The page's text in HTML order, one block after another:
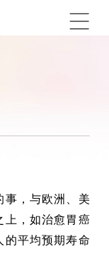
事，与欧洲、美
上，如治愈胃癌
的平均预期寿命